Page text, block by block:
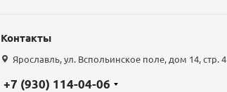
Контакты
Ярославль, ул. Вспольинское поле, дом 14, стр. 4
+7 (930) 114-04-06